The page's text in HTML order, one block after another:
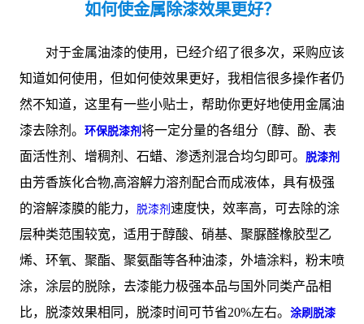
如何使金属除漆效果更好？
对于金属油漆的使用，已经介绍了很多次，采购应该
知道如何使用，但如何使效果更好，我相信很多操作者仍
然不知道，这里有一些小贴士，帮助你更好地使用金属油
漆去除剂。 环保脱漆剂 将一定分量的各组分（醇、酚、表
面活性剂、增稠剂、石蜡、渗透剂混合均匀即可。
脱漆剂
由芳香族化合物,高溶解力溶剂配合而成液体，具有极强
的溶解漆膜的能力，
脱漆剂 速度快，效率高，可去除的涂
层种类范围较宽，适用于醇酸、硝基、聚脲醛橡胶型乙
烯、环氧、聚酯、聚氨酯等各种油漆，外墙涂料，粉末喷
涂，涂层的脱除，去漆能力极强本品与国外同类产品相
比，脱漆效果相同，脱漆时间可节省20%左右。 涂刷脱漆